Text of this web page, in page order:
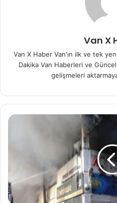
Van X
Van X Haber Van'ın ilk ve tek
Dakika Van Haberleri ve
gelişmeleri